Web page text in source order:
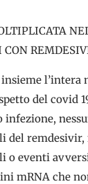
l’intera
del covid
infezione,
del remdesivir,
o eventi
mRNA che